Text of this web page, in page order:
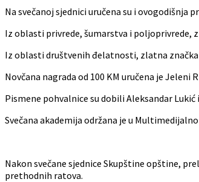
Na svečanoj sjednici uručena su i
Iz oblasti privrede, šumarstva i poljoprivrede,
Iz oblasti društvenih đelatnosti, zlatna značka
Novčana nagrada od 100 KM uručena je
Pismene pohvalnice su dobili Aleksandar
Svečana akademija održana je u
Nakon svečane sjednice Skupštine opštine,
prethodnih ratova.